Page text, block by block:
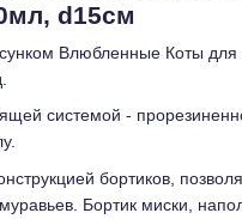
d15см
Влюбленные Коты для
системой -
бортиков,
Бортик миски,